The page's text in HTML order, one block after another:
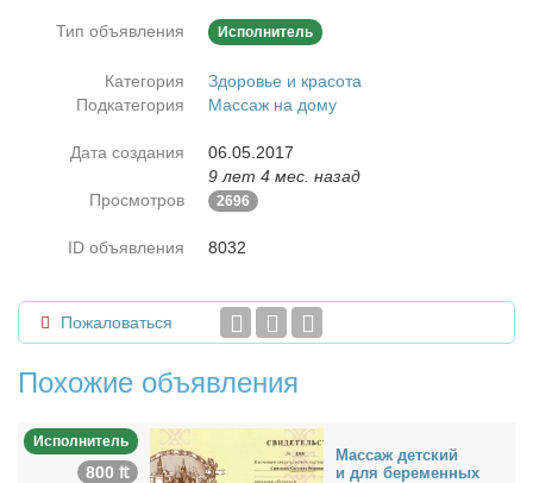
Тип объявления Исполнитель
Категория
Здоровье и красота
Подкатегория
Массаж на дому
Дата создания
06.05.2017
9 лет 4 мес. назад
Просмотров
2696
ID объявления 8032
Пожаловаться
Похожие объявления
Исполнитель
800 ₶
Мас­саж дет­ский
и для бе­ре­мен­ных